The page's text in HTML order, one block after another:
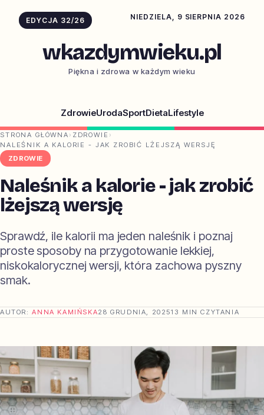
EDYCJA 32/26 NIEDZIELA, 9 SIERPNIA 2026
wkazdymwieku.pl
Piękna i zdrowa w każdym wieku
ZdrowieUrodaSportDietaLifestyle
STRONA GŁÓWNA › ZDROWIE ›
NALEŚNIK A KALORIE - JAK ZROBIĆ LŻEJSZĄ WERSJĘ
ZDROWIE
Naleśnik a kalorie - jak zrobić
lżejszą wersję
Sprawdź, ile kalorii ma jeden naleśnik i poznaj
proste sposoby na przygotowanie lekkiej,
niskokalorycznej wersji, która zachowa pyszny
smak.
AUTOR:ANNA KAMIŃSKA28 GRUDNIA, 202513 MIN CZYTANIA